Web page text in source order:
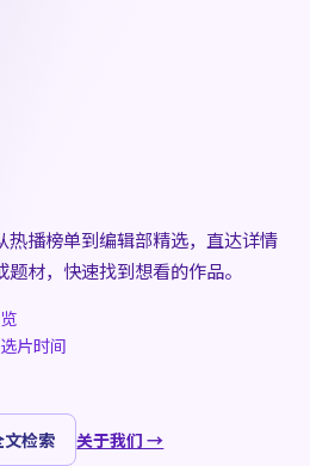
热播榜单到编辑部精选，直达详情
材，快速找到想看的作品。
片时间
文检索 关于我们 →